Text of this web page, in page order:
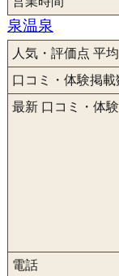
泉温泉
人気・評価点 平均
口コミ・体験掲載
最新 口コミ・体験
電話